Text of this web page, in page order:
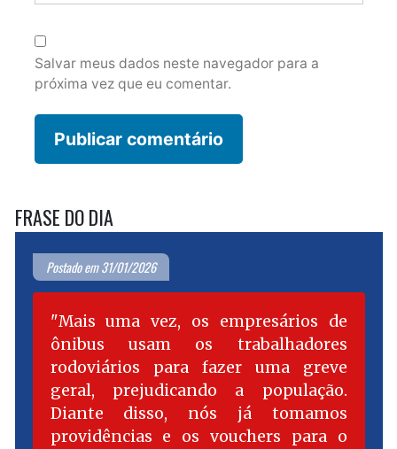
Salvar meus dados neste navegador para a
próxima vez que eu comentar.
FRASE DO DIA
Postado em 31/01/2026
Mais uma vez, os empresários de
ônibus usam os trabalhadores
rodoviários para fazer uma greve
geral, prejudicando a população.
Diante disso, nós já tomamos
providências e os vouchers para o